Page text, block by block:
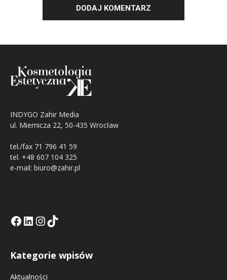
INDYGO Zahir Media
ul. Miernicza 22, 50-435 Wrocław
tel./fax 71 796 41 59
tel. +48 607 104 325
e-mail: biuro@zahir.pl
Facebook
LinkedIn
Tik Tok KEInstagramm KE
Kategorie wpisów
Aktualności